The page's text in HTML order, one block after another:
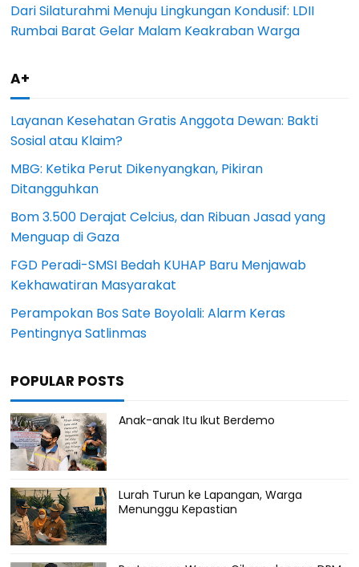
Dari Silaturahmi Menuju Lingkungan Kondusif: LDII
Rumbai Barat Gelar Malam Keakraban Warga
A+
Layanan Kesehatan Gratis Anggota Dewan: Bakti
Sosial atau Klaim?
MBG: Ketika Perut Dikenyangkan, Pikiran
Ditangguhkan
Bom 3.500 Derajat Celcius, dan Ribuan Jasad yang
Menguap di Gaza
FGD Peradi-SMSI Bedah KUHAP Baru Menjawab
Kekhawatiran Masyarakat
Perampokan Bos Sate Boyolali: Alarm Keras
Pentingnya Satlinmas
POPULAR POSTS
Anak-anak Itu Ikut Berdemo
Lurah Turun ke Lapangan, Warga
Menunggu Kepastian